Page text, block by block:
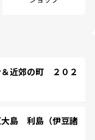
近郊の町 ２０２
島 利島（伊豆諸